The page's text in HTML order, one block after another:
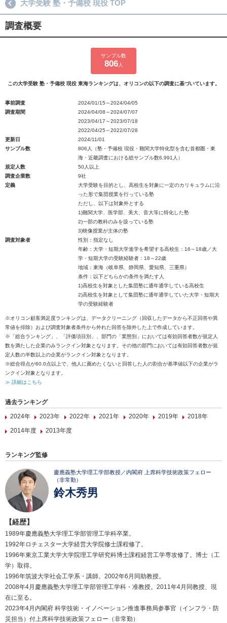
大学受験 塾・予備校 現役 TOP
調査概要
サンプル数
806人
この大学受験 塾・予備校 現役 東海ランキングは、オリコンの以下の調査に基づいています。
事前調査
2024/01/15～2024/04/05
調査期間
2024/04/08～2024/07/07
2023/04/17～2023/07/18
2022/04/25～2022/07/28
更新日
2024/11/01
サンプル数
806人（塾・予備校 現役・難関大学特化型を含む首都圏・東
海・近畿調査における総サンプル数6,991人）
規定人数
50人以上
調査企業数
9社
定義
大学受験を目的とし、高校生を対象に一定のカリキュラムに沿
った形で集団授業を行っている塾
ただし、以下は対象外とする
1)難関大学、医学部、美大、音大等に特化した塾
2)一部の教科のみを扱っている塾
3)映像授業が主体の塾
調査対象者
性別：指定なし
年齢：大学・短期大学進学を希望する高校生：16～18歳／大
学・短期大学の受験経験者：18～22歳
地域：東海（岐阜県、静岡県、愛知県、三重県）
条件：以下どちらかの条件を満たす人
1)高校生を対象とした集団塾に通年通学している高校生
2)高校生を対象として集団塾に通年通学していた大学・短期大
学の受験経験者
※オリコン顧客満足度ランキングは、データクリーニング（回収したデータから不正回答や異
常値を排除）および調査対象者条件から外れた回答を除外した上で作成しています。
※「総合ランキング」、「評価項目別」、部門の「業態別」においては有効回答者数が規定人
数を満たした企業のみランクイン対象となります。その他の部門においては有効回答者数が規
定人数の半数以上の企業がランクイン対象となります。
※総合得点が60.0点以上で、他人に薦めたくないと回答した人の割合が基準値以下の企業がラ
ンクイン対象となります。
≫ 詳細はこちら
過去ランキング
2024年
2023年 2022年 2021年 2020年 2019年
2018年
2014年度
2013年度
ランキング監修
慶應義塾大学理工学部教授／内閣府 上席科学技術政策フェロー
（非常勤）
鈴木秀男
【経歴】
1989年慶應義塾大学理工学部管理工学科卒業。
1992年ロチェスター大学経営大学院修士課程修了。
1996年東京工業大学大学院理工学研究科博士課程経営工学専攻修了。博士（工
学）取得。
1996年筑波大学社会工学系・講師。2002年6月同助教授。
2008年4月慶應義塾大学理工学部管理工学科・准教授。2011年4月同教授、現
在に至る。
2023年4月内閣府 科学技術・イノベーション推進事務局参事官（インフラ・防
災担当）付上席科学技術政策フェロー（非常勤）